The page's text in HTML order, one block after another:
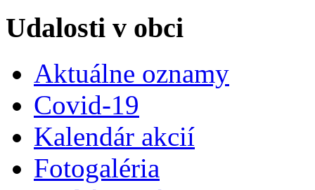
Udalosti v obci
Aktuálne oznamy
Covid-19
Kalendár akcií
Fotogaléria